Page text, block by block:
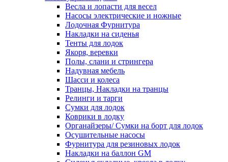
Весла и лопасти для весел
Насосы электрические и ножные
Лодочная Фурнитура
Накладки на сиденья
Тенты для лодок
Якоря, веревки
Полы, слани и стрингера
Надувная мебель
Шасси и колеса
Транцы, Накладки на транцы
Релинги и тарги
Сумки для лодок
Коврики в лодку
Органайзеры/ Сумки на борт для лодок
Осушительные насосы
Фурнитура для резиновых лодок
Накладки на баллон GM